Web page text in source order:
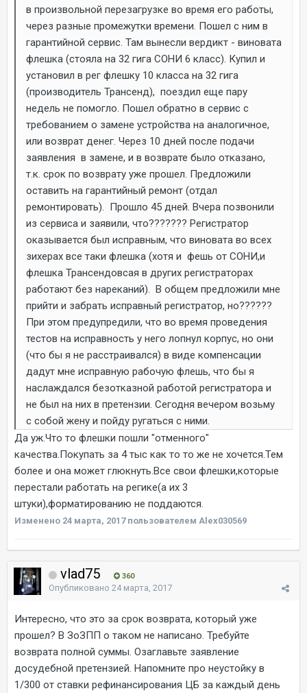
в произвольной перезагрузке во время его работы,
через разные промежутки времени. Пошел с ним в
гарантийной сервис. Там вынесли вердикт - виновата
флешка (стояла на 32 гига СОНИ 6 класс). Купил и
установил в рег флешку 10 класса на 32 гига
(производитель Трансенд), поездил еще пару
недель не помогло. Пошел обратно в сервис с
требованием о замене устройства на аналогичное,
или возврат денег. Через 10 дней после подачи
заявления в замене, и в возврате было отказано,
т.к. срок по возврату уже прошел. Предложили
оставить на гарантийный ремонт (отдал
ремонтировать). Прошло 45 дней. Вчера позвонили
из сервиса и заявили, что??????? Регистратор
оказывается был исправным, что виновата во всех
зихерах все таки флешка (хотя и фешь от СОНИ,и
флешка Трансендовсая в других регистраторах
работают без нареканий). В общем предложили мне
прийти и забрать исправный регистратор, но??????
При этом предупредили, что во время проведения
тестов на исправность у него лопнул корпус, но они
(что бы я не расстраивался) в виде компенсации
дадут мне исправную рабочую флешь, что бы я
наслаждался безотказной работой регистратора и
не был на них в претензии. Сегодня вечером возьму
с собой жену и пойду ругаться с ними.
Да уж.Что то флешки пошли "отменного"
качества.Покупать за 4 тыс как то то же не хочется.Тем
более и она может глюкнуть.Все свои флешки,которые
перестали работать на регике(а их 3
штуки),форматированию не поддаются.
Изменено 24 марта, 2017пользователем Alex030569
vlad75 360
Опубликовано 24 марта, 2017
Интересно, что это за срок возврата, который уже
прошел? В ЗоЗПП о таком не написано. Требуйте
возврата полной суммы. Озаглавьте заявление
досудебной претензией. Напомните про неустойку в
1/300 от ставки рефинансирования ЦБ за каждый день